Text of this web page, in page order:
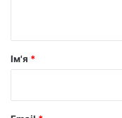
р
Ім'я *